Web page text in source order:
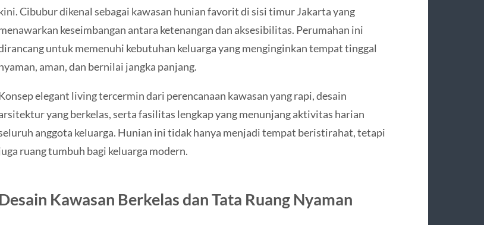
Cibubur dikenal sebagai kawasan hunian favorit di sisi timur Jakarta yang
keseimbangan antara ketenangan dan aksesibilitas. Perumahan ini
untuk memenuhi kebutuhan keluarga yang menginginkan tempat tinggal
aman, dan bernilai jangka panjang.
elegant living tercermin dari perencanaan kawasan yang rapi, desain
yang berkelas, serta fasilitas lengkap yang menunjang aktivitas harian
anggota keluarga. Hunian ini tidak hanya menjadi tempat beristirahat, tetapi
ruang tumbuh bagi keluarga modern.
Desain Kawasan Berkelas dan Tata Ruang Nyaman